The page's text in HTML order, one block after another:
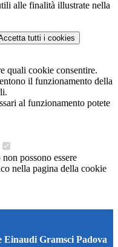
alle finalità illustrate nella
tutti i cookies
quali cookie consentire.
il funzionamento della
al funzionamento potete
possono essere
nella pagina della cookie
Einaudi Gramsci Padova